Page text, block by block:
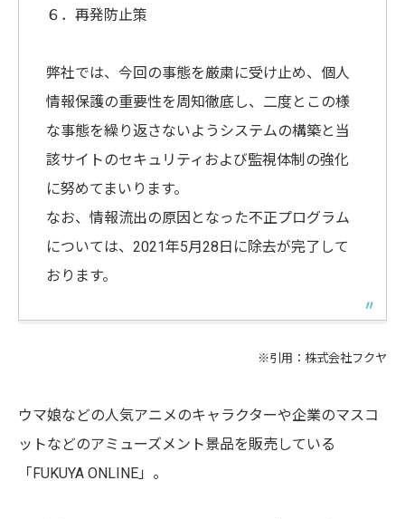
６．再発防止策
弊社では、今回の事態を厳粛に受け止め、個人
情報保護の重要性を周知徹底し、二度とこの様
な事態を繰り返さないようシステムの構築と当
該サイトのセキュリティおよび監視体制の強化
に努めてまいります。
なお、情報流出の原因となった不正プログラム
については、2021年5月28日に除去が完了して
おります。
※引用： 株式会社フクヤ
ウマ娘などの人気アニメのキャラクターや企業のマスコ
ットなどのアミューズメント景品を販売している
「FUKUYA ONLINE」。